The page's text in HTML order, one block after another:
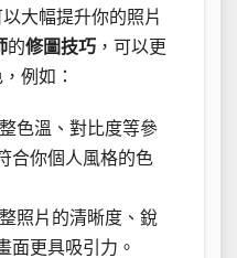
大幅提升你的照片
的修圖技巧 ，可以更
例如：
色溫、對比度等參
合你個人風格的色
照片的清晰度、銳
面更具吸引力。